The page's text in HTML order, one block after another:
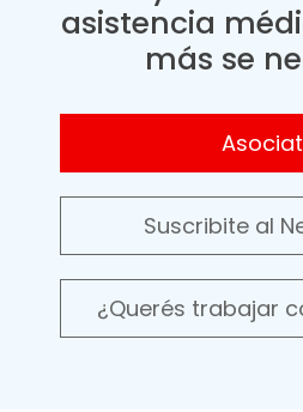
asistencia
más se
Suscribite al
¿Querés trabajar